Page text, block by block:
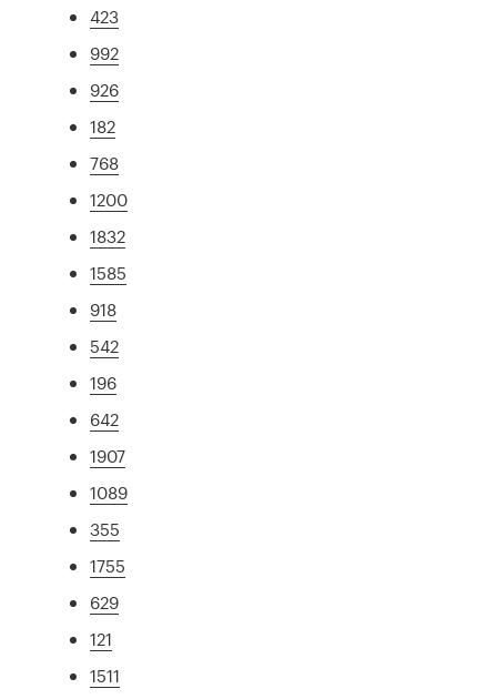
423
992
926
182
768
1200
1832
1585
918
542
196
642
1907
1089
355
1755
629
121
1511